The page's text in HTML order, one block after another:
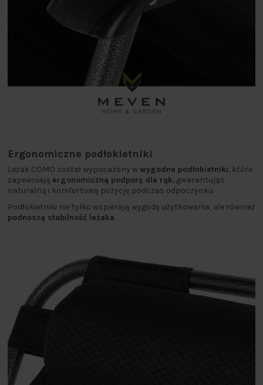
Ergonomiczne podłokietniki
Leżak COMO został wyposażony wwygodne podłokietniki, które
zapewniają ergonomiczną podporę dla rąk, gwarantując
naturalną i komfortową pozycję podczas odpoczynku.
Podłokietniki nie tylko wspierają wygodę użytkowania, ale również
podnoszą stabilność leżaka.